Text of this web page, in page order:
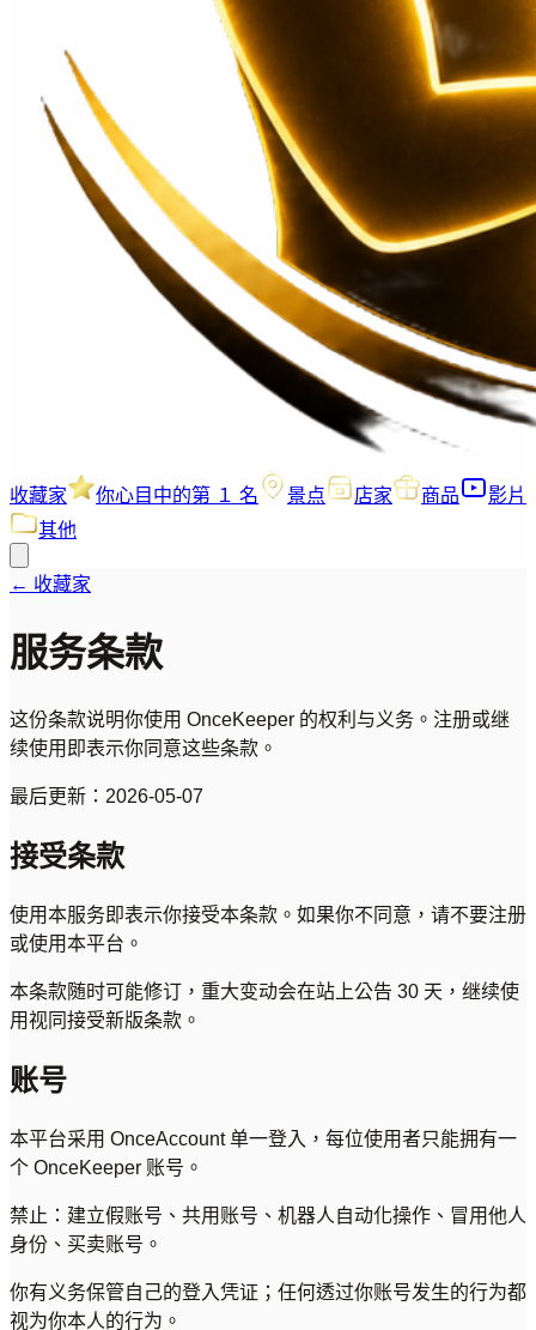
收藏家 你心目中的第 １ 名 景点 店家 商品
影片
其他
← 收藏家
服务条款
这份条款说明你使用 OnceKeeper 的权利与义务。注册或继
续使用即表示你同意这些条款。
最后更新：2026-05-07
接受条款
使用本服务即表示你接受本条款。如果你不同意，请不要注册
或使用本平台。
本条款随时可能修订，重大变动会在站上公告 30 天，继续使
用视同接受新版条款。
账号
本平台采用 OnceAccount 单一登入，每位使用者只能拥有一
个 OnceKeeper 账号。
禁止：建立假账号、共用账号、机器人自动化操作、冒用他人
身份、买卖账号。
你有义务保管自己的登入凭证；任何透过你账号发生的行为都
视为你本人的行为。